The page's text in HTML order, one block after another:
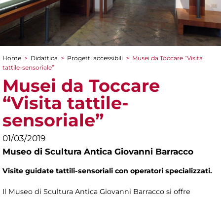
Tu sei qui
Home > Didattica > Progetti accessibili > Musei da Toccare “Visita
tattile-sensoriale”
Musei da Toccare
“Visita tattile-
sensoriale”
01/03/2019
Museo di Scultura Antica Giovanni Barracco
Visite guidate tattili-sensoriali con operatori specializzati.
Il Museo di Scultura Antica Giovanni Barracco si offre